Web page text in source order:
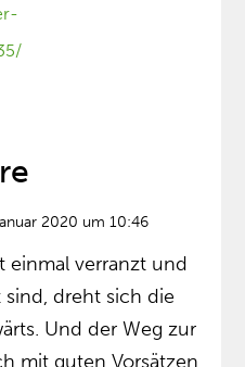
2020 um 10:46
einmal verranzt und
dreht sich die
Und der Weg zur
mit guten Vorsätzen